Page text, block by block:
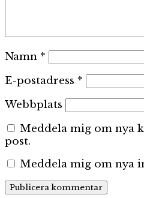
Namn *
E-postadress *
Webbplats
Meddela mig om nya
post.
Meddela mig om nya